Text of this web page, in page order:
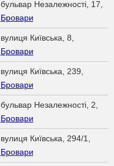
бульвар Незалежності, 17,
Бровари
вулиця Київська, 8,
Бровари
вулиця Київська, 239,
Бровари
бульвар Незалежності, 2,
Бровари
вулиця Київська, 294/1,
Бровари